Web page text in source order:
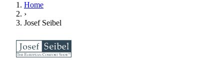
Home
›
Josef Seibel